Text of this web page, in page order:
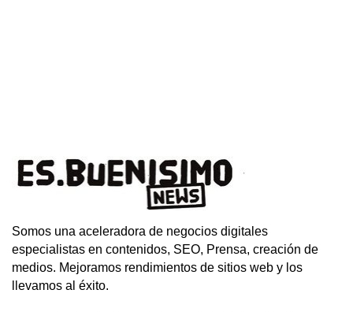
Somos una aceleradora de negocios digitales
especialistas en contenidos, SEO, Prensa, creación de
medios. Mejoramos rendimientos de sitios web y los
llevamos al éxito.